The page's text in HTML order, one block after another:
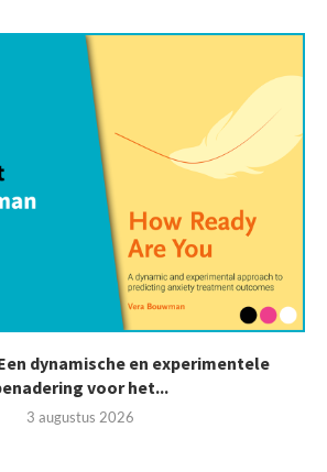
dynamische en experimentele
voor het...
3 augustus 2026